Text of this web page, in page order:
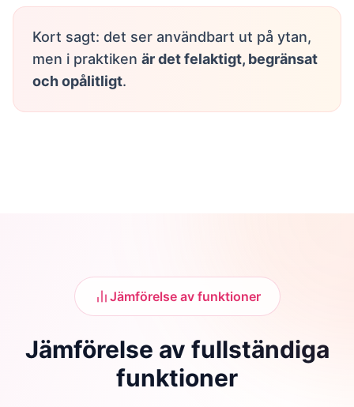
Kort sagt: det ser användbart ut på ytan,
men i praktiken är det felaktigt, begränsat
och opålitligt.
Jämförelse av funktioner
Jämförelse av fullständiga
funktioner